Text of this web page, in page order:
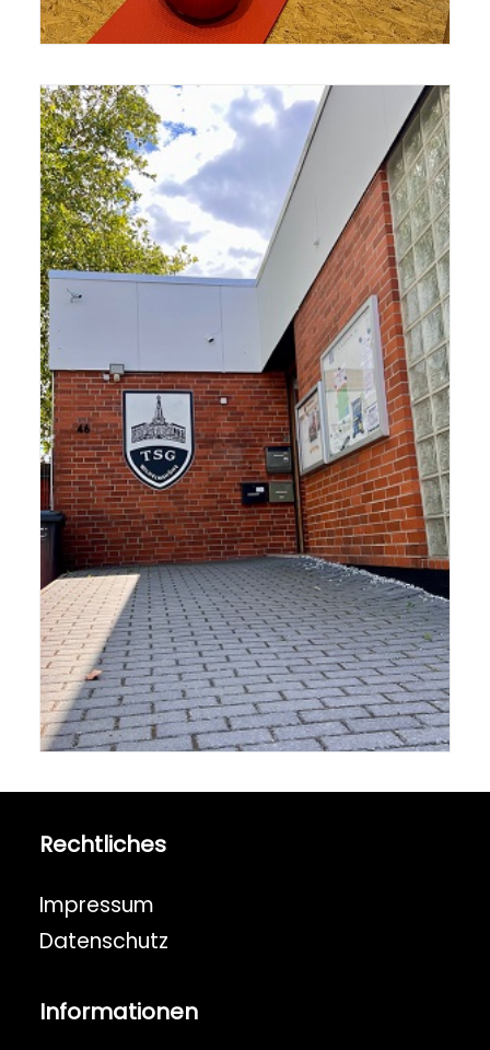
Rechtliches
Impressum
Datenschutz
Informationen